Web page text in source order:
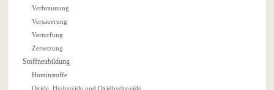
Verbraunung
Versauerung
Vertorfung
Zersetzung
Stoffneubildung
Huminstoffe
Oxide, Hydroxide und Oxidhydroxide